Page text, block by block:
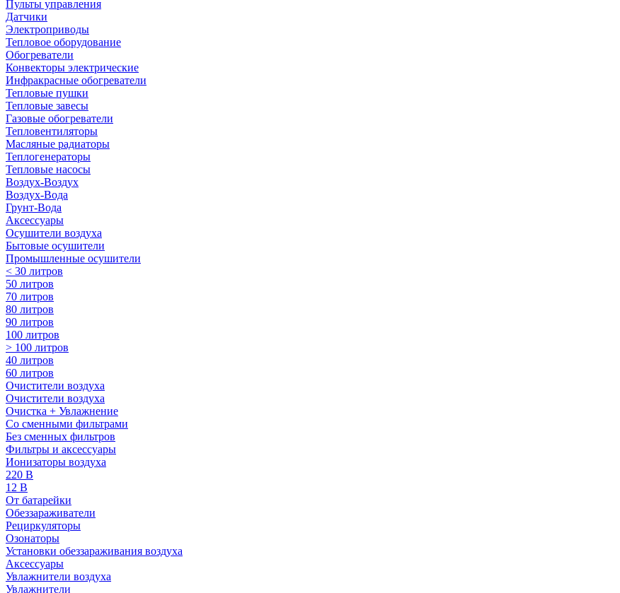
Пульты управления
Датчики
Электроприводы
Тепловое оборудование
Обогреватели
Конвекторы электрические
Инфракрасные обогреватели
Тепловые пушки
Тепловые завесы
Газовые обогреватели
Тепловентиляторы
Масляные радиаторы
Теплогенераторы
Тепловые насосы
Воздух-Воздух
Воздух-Вода
Грунт-Вода
Аксессуары
Осушители воздуха
Бытовые осушители
Промышленные осушители
< 30 литров
50 литров
70 литров
80 литров
90 литров
100 литров
> 100 литров
40 литров
60 литров
Очистители воздуха
Очистители воздуха
Очистка + Увлажнение
Cо сменными фильтрами
Без сменных фильтров
Фильтры и аксессуары
Ионизаторы воздуха
220 В
12 В
От батарейки
Обеззараживатели
Рециркуляторы
Озонаторы
Установки обеззараживания воздуха
Аксессуары
Увлажнители воздуха
Увлажнители